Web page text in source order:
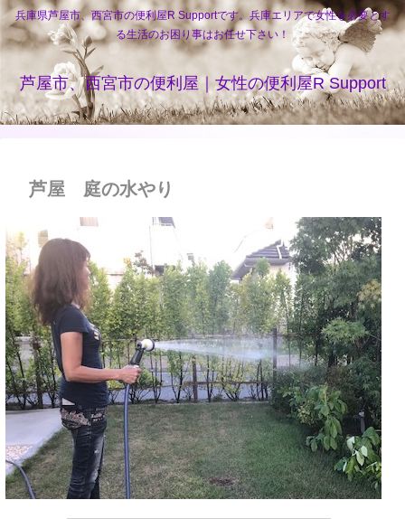
兵庫県芦屋市、西宮市の便利屋R Supportです。兵庫エリアで女性を必要とす
る生活のお困り事はお任せ下さい！
芦屋市、西宮市の便利屋｜女性の便利屋R Support
芦屋 庭の水やり